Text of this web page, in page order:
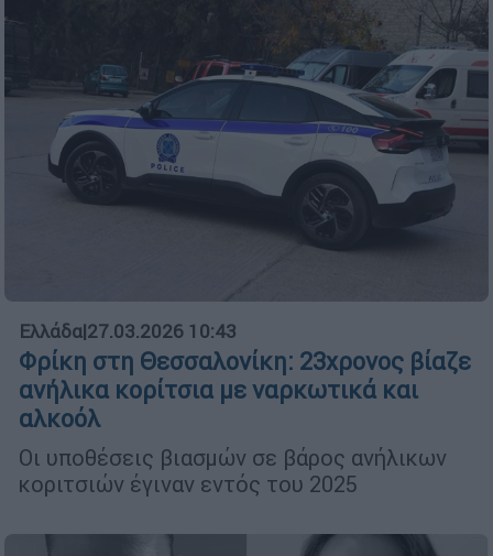
Ελλάδα|27.03.2026 10:43
Φρίκη στη Θεσσαλονίκη: 23χρονος βίαζε
ανήλικα κορίτσια με ναρκωτικά και
αλκοόλ
Οι υποθέσεις βιασμών σε βάρος ανήλικων
κοριτσιών έγιναν εντός του 2025